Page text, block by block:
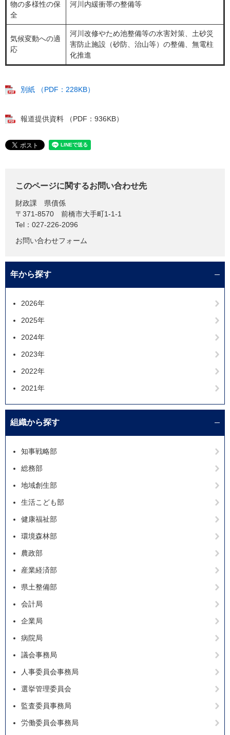
物の多様性の保
全
河川内緩衝帯の整備等
気候変動への適
応
河川改修やため池整備等の水害対策、土砂災
害防止施設（砂防、治山等）の整備、無電柱
化推進
別紙 （PDF：228KB）
報道提供資料 （PDF：936KB）
このページに関するお問い合わせ先
財政課
県債係
〒371-8570
前橋市大手町1-1-1
Tel：027-226-2096
お問い合わせフォーム
年から探す
2026年
2025年
2024年
2023年
2022年
2021年
組織から探す
知事戦略部
総務部
地域創生部
生活こども部
健康福祉部
環境森林部
農政部
産業経済部
県土整備部
会計局
企業局
病院局
議会事務局
人事委員会事務局
選挙管理委員会
監査委員事務局
労働委員会事務局